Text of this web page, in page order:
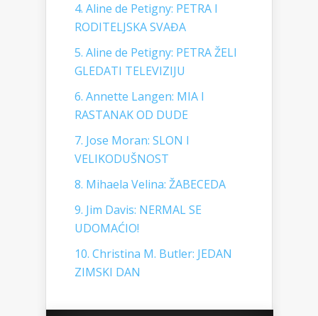
4. Aline de Petigny: PETRA I
RODITELJSKA SVAĐA
5. Aline de Petigny: PETRA ŽELI
GLEDATI TELEVIZIJU
6. Annette Langen: MIA I
RASTANAK OD DUDE
7. Jose Moran: SLON I
VELIKODUŠNOST
8. Mihaela Velina: ŽABECEDA
9. Jim Davis: NERMAL SE
UDOMAĆIO!
10. Christina M. Butler: JEDAN
ZIMSKI DAN